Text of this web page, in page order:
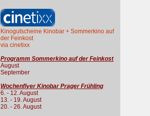
Kinogutscheine Kinobar + Sommerkino auf
der Feinkost
via cinetixx
Programm Sommerkino auf der Feinkost
August
September
Wochenflyer Kinobar Prager Frühling
6. - 12. August
13. - 19. August
20. - 26. August